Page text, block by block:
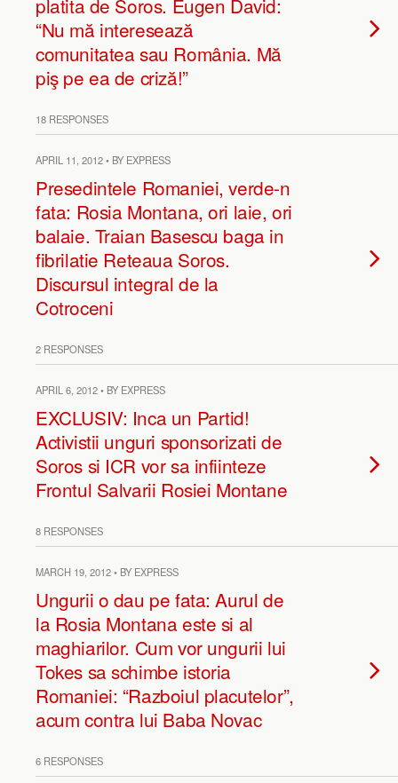
platita de Soros. Eugen David:
“Nu mă interesează
comunitatea sau România. Mă
piş pe ea de criză!”
18 RESPONSES
APRIL 11, 2012 • BY EXPRESS
Presedintele Romaniei, verde-n
fata: Rosia Montana, ori laie, ori
balaie. Traian Basescu baga in
fibrilatie Reteaua Soros.
Discursul integral de la
Cotroceni
2 RESPONSES
APRIL 6, 2012 • BY EXPRESS
EXCLUSIV: Inca un Partid!
Activistii unguri sponsorizati de
Soros si ICR vor sa infiinteze
Frontul Salvarii Rosiei Montane
8 RESPONSES
MARCH 19, 2012 • BY EXPRESS
Ungurii o dau pe fata: Aurul de
la Rosia Montana este si al
maghiarilor. Cum vor ungurii lui
Tokes sa schimbe istoria
Romaniei: “Razboiul placutelor”,
acum contra lui Baba Novac
6 RESPONSES